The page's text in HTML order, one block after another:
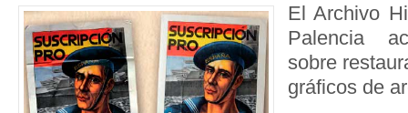
El Archivo
Palencia
sobre
gráficos de